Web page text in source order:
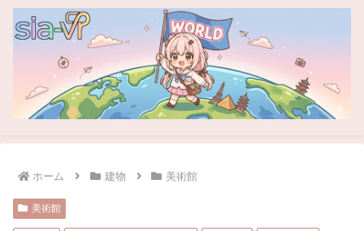
ホーム 建物 美術館
美術館